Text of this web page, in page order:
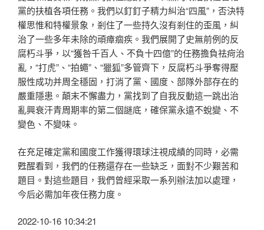
黨的扶植各項任務。我們以釘釘子精力糾治“四風”，否決特
權思惟和特權景象，剎住了一些持久沒有剎住的歪風，糾
治了一些多年未除的頑瘴痼疾。我們展開了史無前例的反
腐朽斗爭，以“獲咎千百人、不負十四億”的任務擔負祛疴治
亂，“打虎”、“拍蠅”、“獵狐”多管齊下，反腐朽斗爭奪得壓
服性成功并周全穩固，打消了黨、國度、部隊外部存在的
嚴重隱患。顛末不懈盡力，黨找到了自我反動這一跳出治
亂興衰汗青周期率的第二個謎底，確保黨永遠不蛻變、不
變色、不變味。
在充足確定黨和國度工作獲得環球注視成績的同時，必需
甦醒看到，我們的任務還存在一些缺乏，面對不少艱苦和
題目。對這些題目，我們曾經采取一系列辦法加以處理，
今后必需加年夜任務力度。
2022-10-16 10:34:21